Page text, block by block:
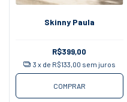
Skinny Paula
R$399,00
3 x de R$133,00 sem juros
COMPRAR